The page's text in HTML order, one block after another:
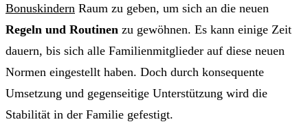
Bonuskindern Raum zu geben, um sich an die neuen
Regeln und Routinen zu gewöhnen. Es kann einige Zeit
dauern, bis sich alle Familienmitglieder auf diese neuen
Normen eingestellt haben. Doch durch konsequente
Umsetzung und gegenseitige Unterstützung wird die
Stabilität in der Familie gefestigt.